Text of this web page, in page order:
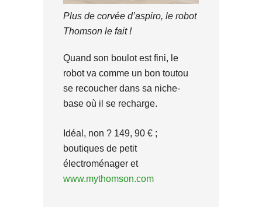
Plus de corvée d’aspiro, le robot
Thomson le fait !
Quand son boulot est fini, le
robot va comme un bon toutou
se recoucher dans sa niche-
base où il se recharge.
Idéal, non ? 149, 90 € ;
boutiques de petit
électroménager et
www.mythomson.com